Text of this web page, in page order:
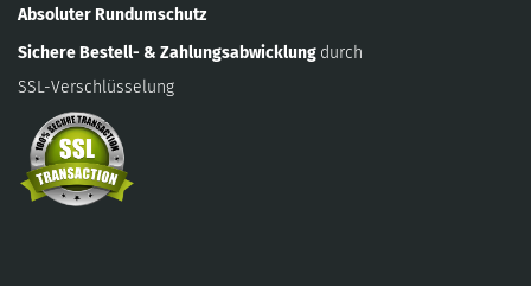
Absoluter Rundumschutz
Sichere Bestell- & Zahlungsabwicklung durch
SSL-Verschlüsselung